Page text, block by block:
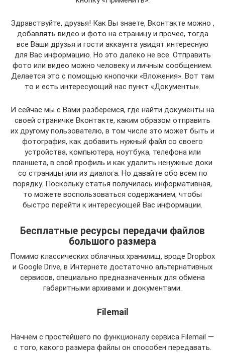
Здравствуйте, друзья! Как Вы знаете, Вконтакте можно ,
добавлять видео и фото на страницу и прочее, тогда
все Ваши друзья и гости аккаунта увидят интересную
для Вас информацию. Но это далеко не все. Отправить
фото или видео можно человеку и личным сообщением.
Делается это с помощью кнопочки «Вложения». Вот там
то и есть интересующий нас пункт «Документы».
И сейчас мы с Вами разберемся, где найти документы на
своей страничке Вконтакте, каким образом отправить
их другому пользователю, в том числе это может быть и
фотография, как добавить нужный файл со своего
устройства, компьютера, ноутбука, телефона или
планшета, в свой профиль и как удалить ненужные доки
со страницы или из диалога. Но давайте обо всем по
порядку. Поскольку статья получилась информативная,
то можете воспользоваться содержанием, чтобы
быстро перейти к интересующей Вас информации.
Бесплатные ресурсы передачи файлов
большого размера
Помимо классических облачных хранилищ, вроде Dropbox
и Google Drive, в Интернете достаточно альтернативных
сервисов, специально предназначенных для обмена
габаритными архивами и документами.
Filemail
Начнем с простейшего по функционалу сервиса Filemail —
с того, какого размера файлы он способен передавать.